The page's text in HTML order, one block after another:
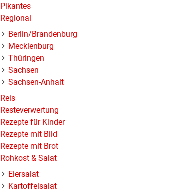
Pikantes
Regional
Berlin/Brandenburg
Mecklenburg
Thüringen
Sachsen
Sachsen-Anhalt
Reis
Resteverwertung
Rezepte für Kinder
Rezepte mit Bild
Rezepte mit Brot
Rohkost & Salat
Eiersalat
Kartoffelsalat